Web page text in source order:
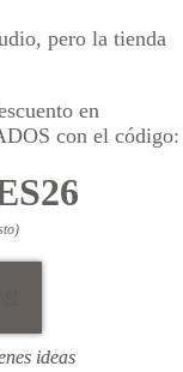
pero la tienda
en
con el código:
ideas